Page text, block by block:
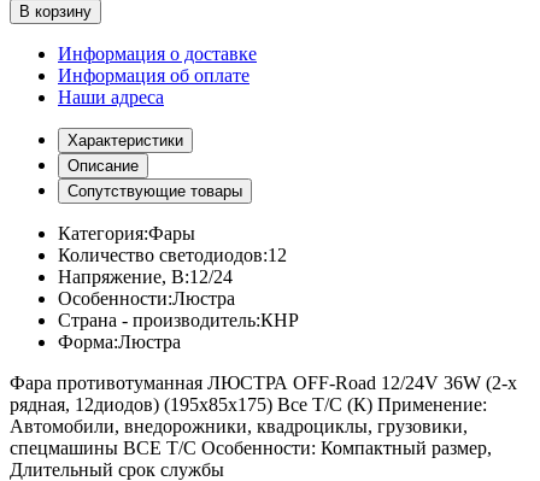
В корзину
Информация о доставке
Информация об оплате
Наши адреса
Характеристики
Описание
Сопутствующие товары
Категория:Фары
Количество светодиодов:12
Напряжение, В:12/24
Особенности:Люстра
Страна - производитель:КНР
Форма:Люстра
Фара противотуманная ЛЮСТРА OFF-Road 12/24V 36W (2-х
рядная, 12диодов) (195х85х175) Все Т/С (К) Применение:
Автомобили, внедорожники, квадроциклы, грузовики,
спецмашины ВСЕ Т/С Особенности: Компактный размер,
Длительный срок службы